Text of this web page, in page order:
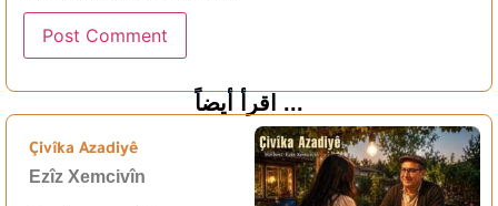
اقرأ أيضاً ...
Çivîka Azadiyê
Ezîz Xemcivîn